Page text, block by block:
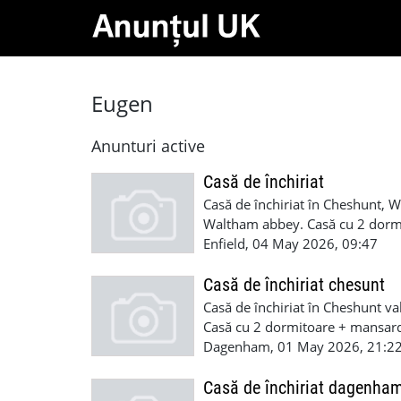
Eugen
Anunturi active
Casă de închiriat
Casă de închiriat în Cheshunt,
Waltham abbey. Casă cu 2
băi, curte. Chiria £1900 cu
Enfield, 04 May 2026, 09:47
Casă de închiriat chesunt
Casă de închiriat în Cheshunt
Casă cu 2 dormitoare +
£1900 cu billuri incluse.
Dagenham, 01 May 2026,
Casă de închiriat